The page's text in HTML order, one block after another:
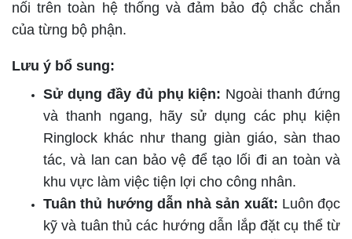
nối trên toàn hệ thống và đảm bảo độ chắc chắn
của từng bộ phận.
Lưu ý bổ sung:
Sử dụng đầy đủ phụ kiện: Ngoài thanh đứng
và thanh ngang, hãy sử dụng các phụ kiện
Ringlock khác như thang giàn giáo, sàn thao
tác, và lan can bảo vệ để tạo lối đi an toàn và
khu vực làm việc tiện lợi cho công nhân.
Tuân thủ hướng dẫn nhà sản xuất: Luôn đọc
kỹ và tuân thủ các hướng dẫn lắp đặt cụ thể từ